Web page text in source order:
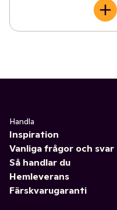
Handla
Inspiration
Vanliga frågor och svar
Så handlar du
Hemleverans
Färskvarugaranti